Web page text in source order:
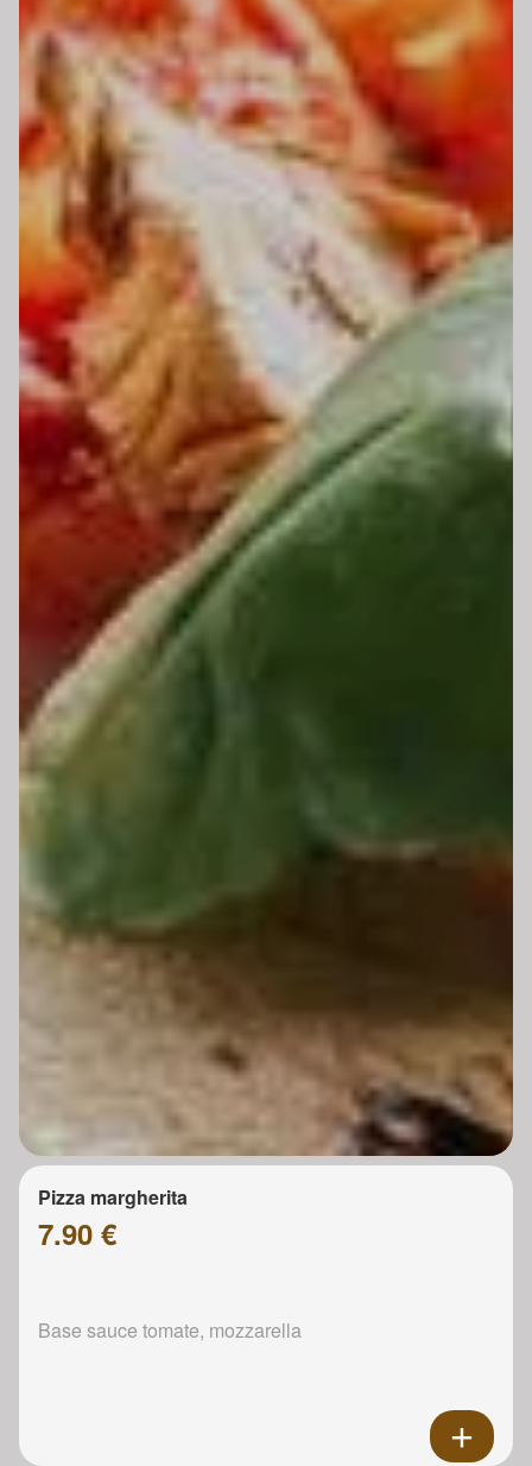
Pizza margherita
7.90 €
Base sauce tomate, mozzarella